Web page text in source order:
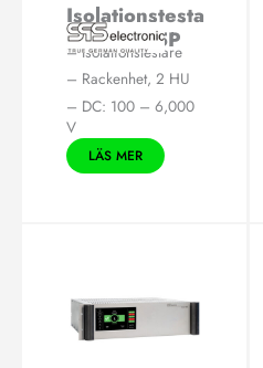
Isolationstesta
re IS 1885P
– Isolationstestare
– Rackenhet, 2 HU
– DC: 100 – 6,000
V
LÄS MER